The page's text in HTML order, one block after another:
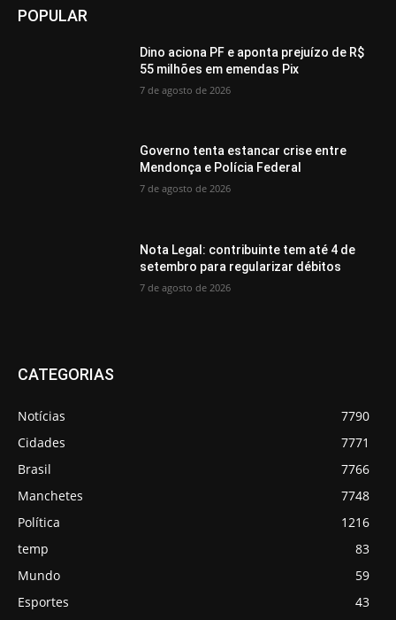
POPULAR
Dino aciona PF e aponta prejuízo de R$
55 milhões em emendas Pix
7 de agosto de 2026
Governo tenta estancar crise entre
Mendonça e Polícia Federal
7 de agosto de 2026
Nota Legal: contribuinte tem até 4 de
setembro para regularizar débitos
7 de agosto de 2026
CATEGORIAS
Notícias
7790
Cidades
7771
Brasil
7766
Manchetes
7748
Política
1216
temp
83
Mundo
59
Esportes
43